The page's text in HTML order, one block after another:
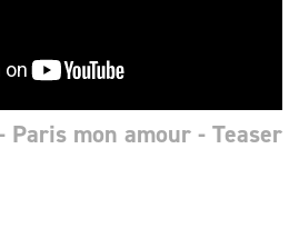
Paris mon amour - Teaser